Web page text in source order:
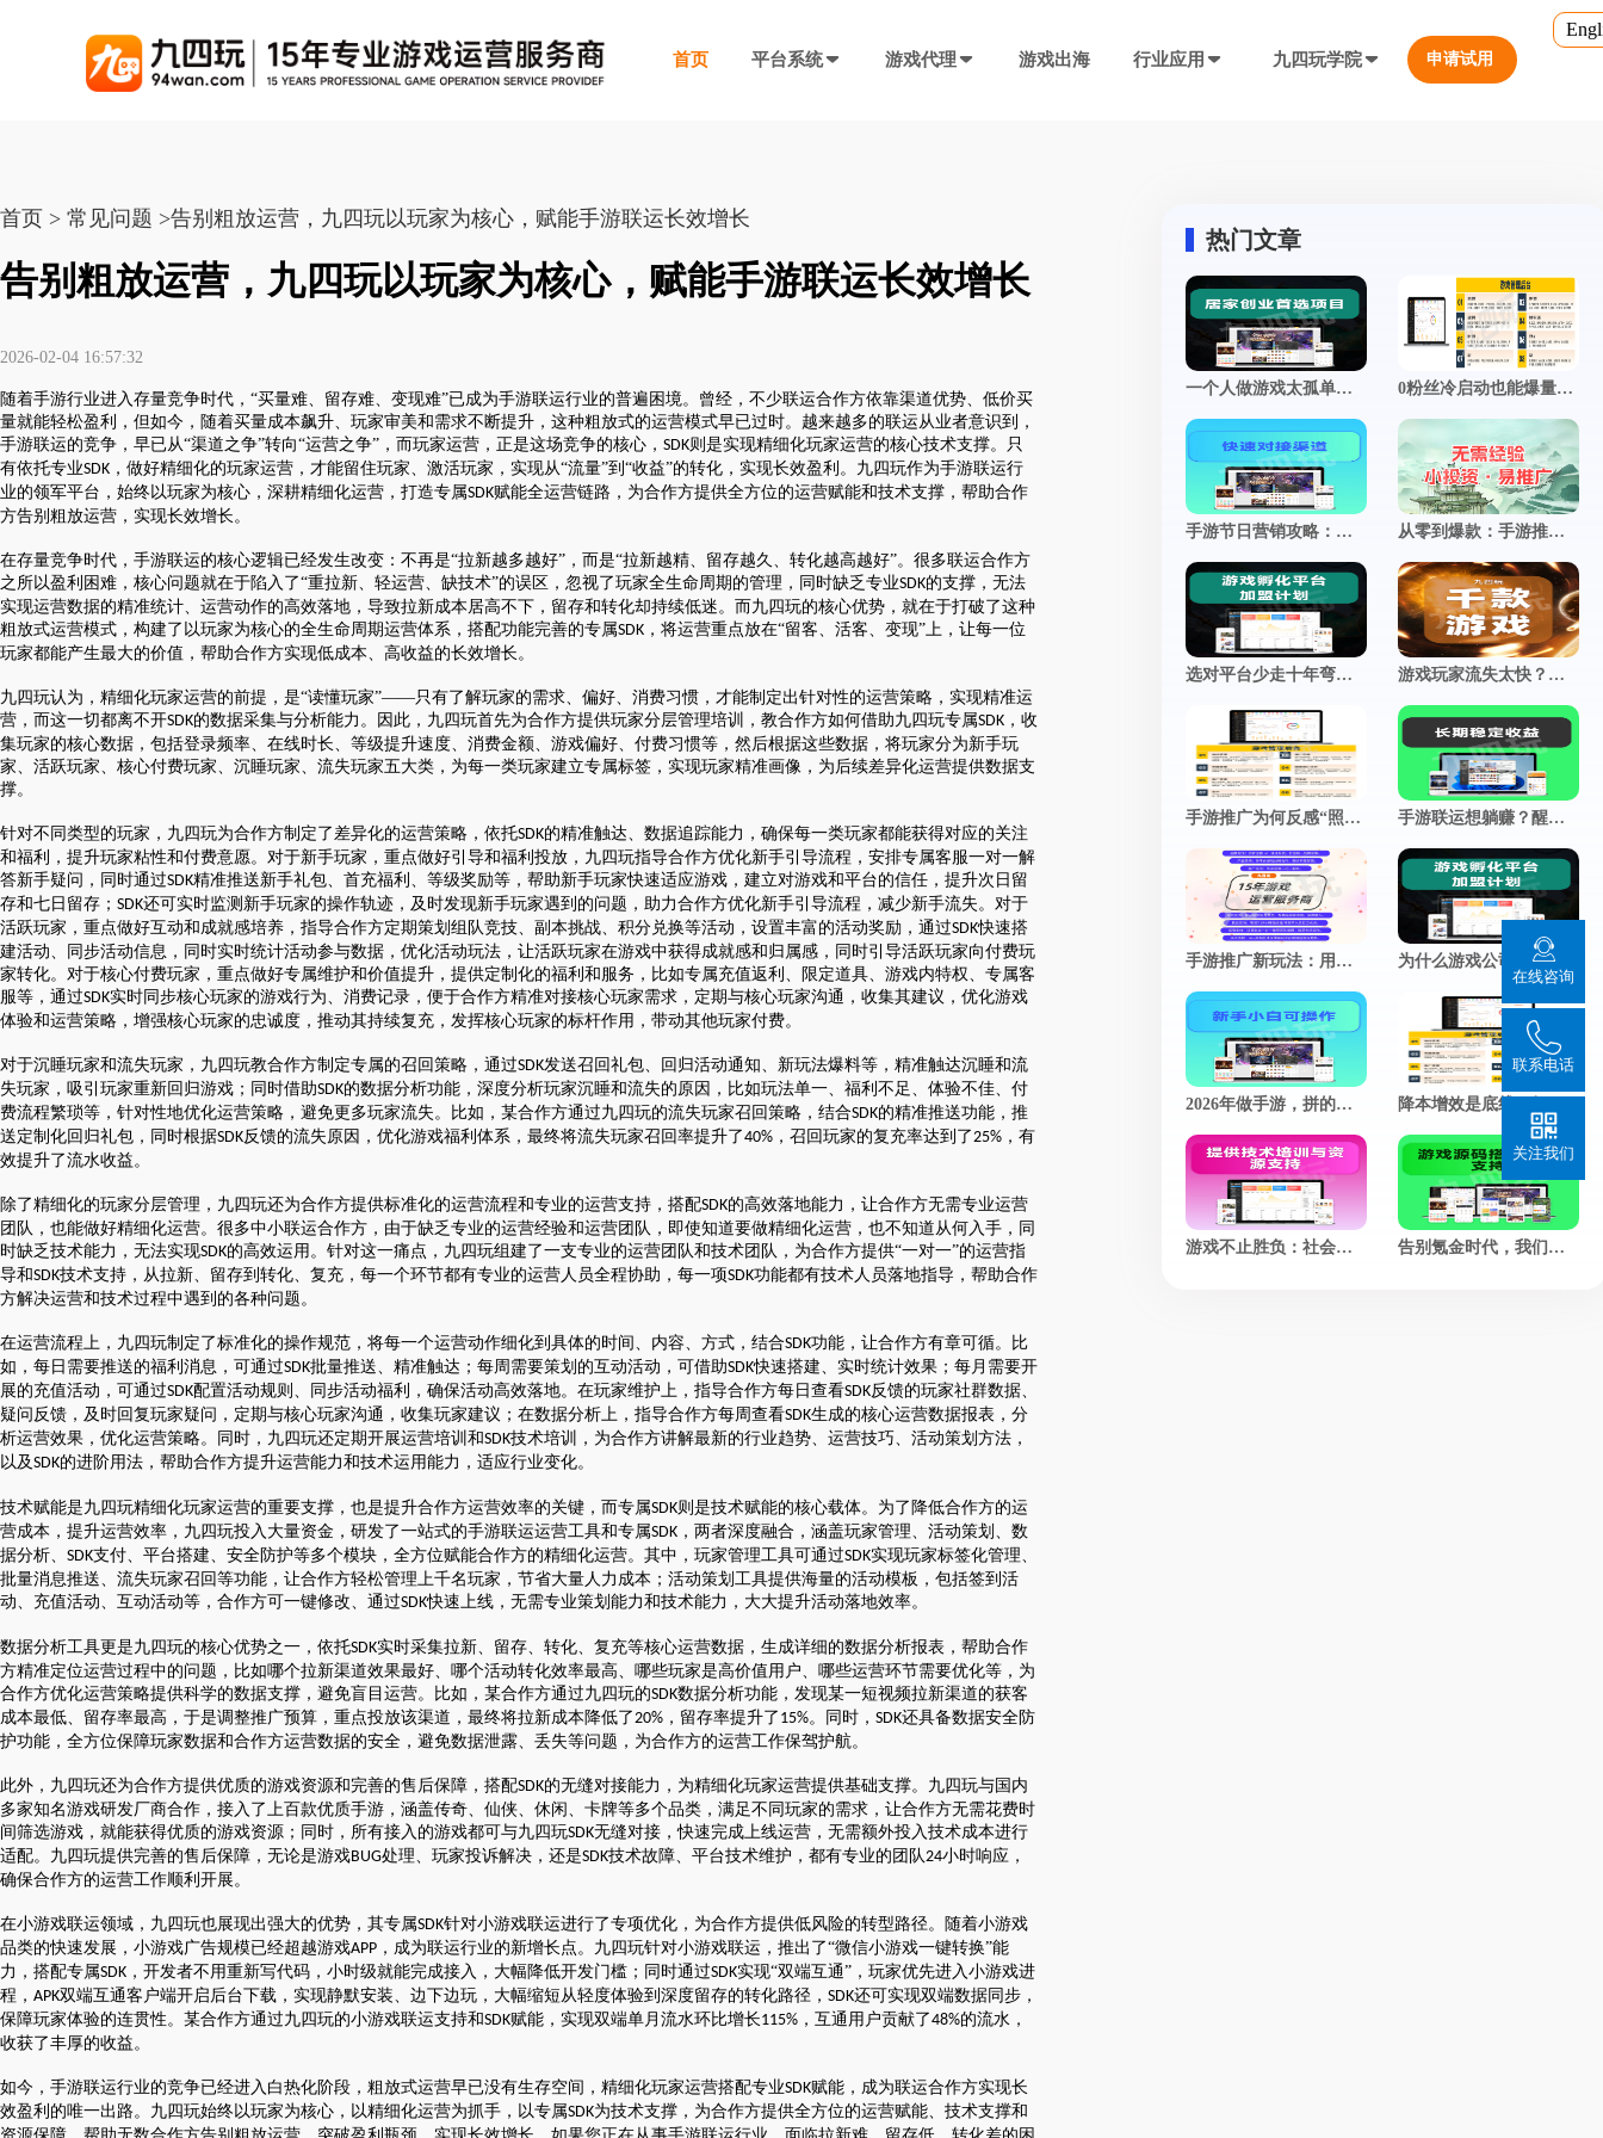
首页 平台系统
手游联运系统
千款游戏任意运营
页游联运系统
快速启动，无须下载在线即玩
游戏联运系统（海外版）
支持多国语言，多种国际支付
行业对比
帮您甄选最优质的产品和服务
聚合版联运系统
豪华配置，功能强大
PC官网
游戏社区化运营，新版强势来袭
后台管理系统
游戏、玩家、资金一站管理
推广员系统
五级分销，分成比例自定
推广助手APP
招商加盟系统
一键贴牌，快速发展加盟商
全新UI上线，引流新利器
千款热门游戏
包含多款大厂S级游戏
游戏发行系统
低成本快速搭建，一键分发
SDK4.0发行版
自定义分成，多等级权限
发行端后台
低成本管理，数据可视化
游戏联运SDK
多语言、海外充值通道...等
游戏SDK定制
需求定制，打造不一样的游戏体验
游戏代理
手游列表 手游代理流程 行业对比
帮您甄选最优质的产品和服务
页游列表
热门经典页游、高分成
页游代理流程
代理流程、条件、前期准备
小程序游戏列表 94智投
94PAY支付
致力于为全球游戏企业提供领先的支付服务
游戏出海 行业应用
游戏陪玩系统
变现模式多样(订单、礼物、招商加盟)
陪玩PC官网
在线点单陪玩，语音聊天室...等
陪玩后台管理系统
一站式管理陪玩技师/订单/玩家数据...
游戏直播系统
观看流畅，高清画质
游戏开播助手
游戏社区系统
私域化运营，提升产品黏性
游戏圈子系统
私信、支持文字、图片、短视频等
短视频工具包
转化追踪的基础上增加数据监控
三方短信接口
用于对接第三方短信接口
省钱卡
提高消费动机，促进用户付费
一元买号
等价兑换游戏币，新游引流利器
公众号折扣充值
使用公众号一键充值，快捷方便
大转盘（抽奖）
自定义专题页
让您的游戏平台与众不同
官网小程序，推广更方便
查看更多
九四玩学院
游戏直播课程
申请试用
首页 > 常见问题 >告别粗放运营，九四玩以玩家为核心，赋能手游联运长效增长
告别粗放运营，九四玩以玩家为核心，赋能手游联运长效增长
2026-02-04 16:57:32
随着手游行业进入存量竞争时代， “买量难、留存难、变现难”已成为手游联运行业的普遍困境。曾经，不少联运合作方依靠渠道优势、低价买
量就能轻松盈利，但如今，随着买量成本飙升、玩家审美和需求不断提升，这种粗放式的运营模式早已过时。越来越多的联运从业者意识到，
手游联运的竞争，早已从“渠道之争”转向“运营之争”，而玩家运营，正是这场竞争的核心， SDK则是实现精细化玩家运营的核心技术支撑。只
有依托专业SDK ，做好精细化的玩家运营，才能留住玩家、激活玩家，实现从“流量”到“收益”的转化，实现长效盈利。九四玩作为手游联运行
业的领军平台，始终以玩家为核心，深耕精细化运营，打造专属SDK赋能全运营链路，为合作方提供全方位的运营赋能和技术支撑，帮助合作
方告别粗放运营，实现长效增长。
在存量竞争时代，手游联运的核心逻辑已经发生改变：不再是“拉新越多越好”，而是“拉新越精、留存越久、转化越高越好”。很多联运合作方
之所以盈利困难，核心问题就在于陷入了“重拉新、轻运营、缺技术”的误区，忽视了玩家全生命周期的管理，同时缺乏专业SDK的支撑，无法
实现运营数据的精准统计、运营动作的高效落地，导致拉新成本居高不下，留存和转化却持续低迷。而九四玩的核心优势，就在于打破了这种
粗放式运营模式，构建了以玩家为核心的全生命周期运营体系，搭配功能完善的专属SDK ，将运营重点放在“留客、活客、变现”上，让每一位
玩家都能产生最大的价值，帮助合作方实现低成本、高收益的长效增长。
九四玩认为，精细化玩家运营的前提，是“读懂玩家”——只有了解玩家的需求、偏好、消费习惯，才能制定出针对性的运营策略，实现精准运
营，而这一切都离不开SDK的数据采集与分析能力。因此，九四玩首先为合作方提供玩家分层管理培训，教合作方如何借助九四玩专属SDK ，收
集玩家的核心数据，包括登录频率、在线时长、等级提升速度、消费金额、游戏偏好、付费习惯等，然后根据这些数据，将玩家分为新手玩
家、活跃玩家、核心付费玩家、沉睡玩家、流失玩家五大类，为每一类玩家建立专属标签，实现玩家精准画像，为后续差异化运营提供数据支
撑。
针对不同类型的玩家，九四玩为合作方制定了差异化的运营策略，依托SDK的精准触达、数据追踪能力，确保每一类玩家都能获得对应的关注
和福利，提升玩家粘性和付费意愿。对于新手玩家，重点做好引导和福利投放，九四玩指导合作方优化新手引导流程，安排专属客服一对一解
答新手疑问，同时通过SDK精准推送新手礼包、首充福利、等级奖励等，帮助新手玩家快速适应游戏，建立对游戏和平台的信任，提升次日留
存和七日留存； SDK还可实时监测新手玩家的操作轨迹，及时发现新手玩家遇到的问题，助力合作方优化新手引导流程，减少新手流失。对于
活跃玩家，重点做好互动和成就感培养，指导合作方定期策划组队竞技、副本挑战、积分兑换等活动，设置丰富的活动奖励，通过SDK快速搭
建活动、同步活动信息，同时实时统计活动参与数据，优化活动玩法，让活跃玩家在游戏中获得成就感和归属感，同时引导活跃玩家向付费玩
家转化。对于核心付费玩家，重点做好专属维护和价值提升，提供定制化的福利和服务，比如专属充值返利、限定道具、游戏内特权、专属客
服等，通过SDK实时同步核心玩家的游戏行为、消费记录，便于合作方精准对接核心玩家需求，定期与核心玩家沟通，收集其建议，优化游戏
体验和运营策略，增强核心玩家的忠诚度，推动其持续复充，发挥核心玩家的标杆作用，带动其他玩家付费。
对于沉睡玩家和流失玩家，九四玩教合作方制定专属的召回策略，通过SDK发送召回礼包、回归活动通知、新玩法爆料等，精准触达沉睡和流
失玩家，吸引玩家重新回归游戏；同时借助SDK的数据分析功能，深度分析玩家沉睡和流失的原因，比如玩法单一、福利不足、体验不佳、付
费流程繁琐等，针对性地优化运营策略，避免更多玩家流失。比如，某合作方通过九四玩的流失玩家召回策略，结合SDK的精准推送功能，推
送定制化回归礼包，同时根据SDK反馈的流失原因，优化游戏福利体系，最终将流失玩家召回率提升了40% ，召回玩家的复充率达到了25% ，有
效提升了流水收益。
除了精细化的玩家分层管理，九四玩还为合作方提供标准化的运营流程和专业的运营支持，搭配SDK的高效落地能力，让合作方无需专业运营
团队，也能做好精细化运营。很多中小联运合作方，由于缺乏专业的运营经验和运营团队，即使知道要做精细化运营，也不知道从何入手，同
时缺乏技术能力，无法实现SDK的高效运用。针对这一痛点，九四玩组建了一支专业的运营团队和技术团队，为合作方提供“一对一”的运营指
导和SDK技术支持，从拉新、留存到转化、复充，每一个环节都有专业的运营人员全程协助，每一项SDK功能都有技术人员落地指导，帮助合作
方解决运营和技术过程中遇到的各种问题。
在运营流程上，九四玩制定了标准化的操作规范，将每一个运营动作细化到具体的时间、内容、方式，结合SDK功能，让合作方有章可循。比
如，每日需要推送的福利消息，可通过SDK批量推送、精准触达；每周需要策划的互动活动，可借助SDK快速搭建、实时统计效果；每月需要开
展的充值活动，可通过SDK配置活动规则、同步活动福利，确保活动高效落地。在玩家维护上，指导合作方每日查看SDK反馈的玩家社群数据、
疑问反馈，及时回复玩家疑问，定期与核心玩家沟通，收集玩家建议；在数据分析上，指导合作方每周查看SDK生成的核心运营数据报表，分
析运营效果，优化运营策略。同时，九四玩还定期开展运营培训和SDK技术培训，为合作方讲解最新的行业趋势、运营技巧、活动策划方法，
以及SDK的进阶用法，帮助合作方提升运营能力和技术运用能力，适应行业变化。
技术赋能是九四玩精细化玩家运营的重要支撑，也是提升合作方运营效率的关键，而专属SDK则是技术赋能的核心载体。为了降低合作方的运
营成本，提升运营效率，九四玩投入大量资金，研发了一站式的手游联运运营工具和专属SDK ，两者深度融合，涵盖玩家管理、活动策划、数
据分析、 SDK支付、平台搭建、安全防护等多个模块，全方位赋能合作方的精细化运营。其中，玩家管理工具可通过SDK实现玩家标签化管理、
批量消息推送、流失玩家召回等功能，让合作方轻松管理上千名玩家，节省大量人力成本；活动策划工具提供海量的活动模板，包括签到活
动、充值活动、互动活动等，合作方可一键修改、通过SDK快速上线，无需专业策划能力和技术能力，大大提升活动落地效率。
数据分析工具更是九四玩的核心优势之一，依托SDK实时采集拉新、留存、转化、复充等核心运营数据，生成详细的数据分析报表，帮助合作
方精准定位运营过程中的问题，比如哪个拉新渠道效果最好、哪个活动转化效率最高、哪些玩家是高价值用户、哪些运营环节需要优化等，为
合作方优化运营策略提供科学的数据支撑，避免盲目运营。比如，某合作方通过九四玩的SDK数据分析功能，发现某一短视频拉新渠道的获客
成本最低、留存率最高，于是调整推广预算，重点投放该渠道，最终将拉新成本降低了20% ，留存率提升了 15%。同时， SDK还具备数据安全防
护功能，全方位保障玩家数据和合作方运营数据的安全，避免数据泄露、丢失等问题，为合作方的运营工作保驾护航。
此外，九四玩还为合作方提供优质的游戏资源和完善的售后保障，搭配SDK的无缝对接能力，为精细化玩家运营提供基础支撑。九四玩与国内
多家知名游戏研发厂商合作，接入了上百款优质手游，涵盖传奇、仙侠、休闲、卡牌等多个品类，满足不同玩家的需求，让合作方无需花费时
间筛选游戏，就能获得优质的游戏资源；同时，所有接入的游戏都可与九四玩SDK无缝对接，快速完成上线运营，无需额外投入技术成本进行
适配。九四玩提供完善的售后保障，无论是游戏BUG处理、玩家投诉解决，还是SDK技术故障、平台技术维护，都有专业的团队24小时响应，
确保合作方的运营工作顺利开展。
在小游戏联运领域，九四玩也展现出强大的优势，其专属SDK针对小游戏联运进行了专项优化，为合作方提供低风险的转型路径。随着小游戏
品类的快速发展，小游戏广告规模已经超越游戏APP ，成为联运行业的新增长点。九四玩针对小游戏联运，推出了“微信小游戏一键转换”能
力，搭配专属SDK ，开发者不用重新写代码，小时级就能完成接入，大幅降低开发门槛；同时通过SDK实现“双端互通”，玩家优先进入小游戏进
程， APK双端互通客户端开启后台下载，实现静默安装、边下边玩，大幅缩短从轻度体验到深度留存的转化路径， SDK还可实现双端数据同步，
保障玩家体验的连贯性。某合作方通过九四玩的小游戏联运支持和SDK赋能，实现双端单月流水环比增长115% ，互通用户贡献了48%的流水，
收获了丰厚的收益。
如今，手游联运行业的竞争已经进入白热化阶段，粗放式运营早已没有生存空间，精细化玩家运营搭配专业SDK赋能，成为联运合作方实现长
效盈利的唯一出路。九四玩始终以玩家为核心，以精细化运营为抓手，以专属SDK为技术支撑，为合作方提供全方位的运营赋能、技术支撑和
热门文章
一个人做游戏太孤单？现在开发者都在用这3种方式找“搭子” | 附真实经验分享 0粉丝冷启动也能爆量？手游推广撬动自然流量的底层逻辑
手游节日营销攻略：借势热点策划专属活动，引爆转化率飙升 从零到爆款：手游推广全攻略，揭秘打造现象级游戏的制胜法则
选对平台少走十年弯路：一套靠谱的手游联运系统，到底长什么样？ 游戏玩家流失太快？这5个运营妙招，让留存率飙升！
手游推广为何反感“照骗”？真实体验，才是留存的终极密码 手游联运想躺赚？醒醒！这几个运营细节，才是决定你收入的分水岭
手游推广新玩法：用朋友圈“人设”撬动真实用户关注
2026年做手游，拼的不是技术，而是谁更懂玩家的心
游戏不止胜负：社会价值赛道，正在悄悄改写游戏的定义 告别氪金时代，我们凭什么让老玩家集体回归？
在线咨询
联系电话
关注我们